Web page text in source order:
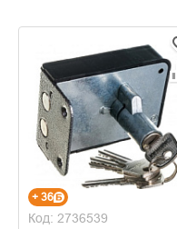
+ 36
Код: 2736539